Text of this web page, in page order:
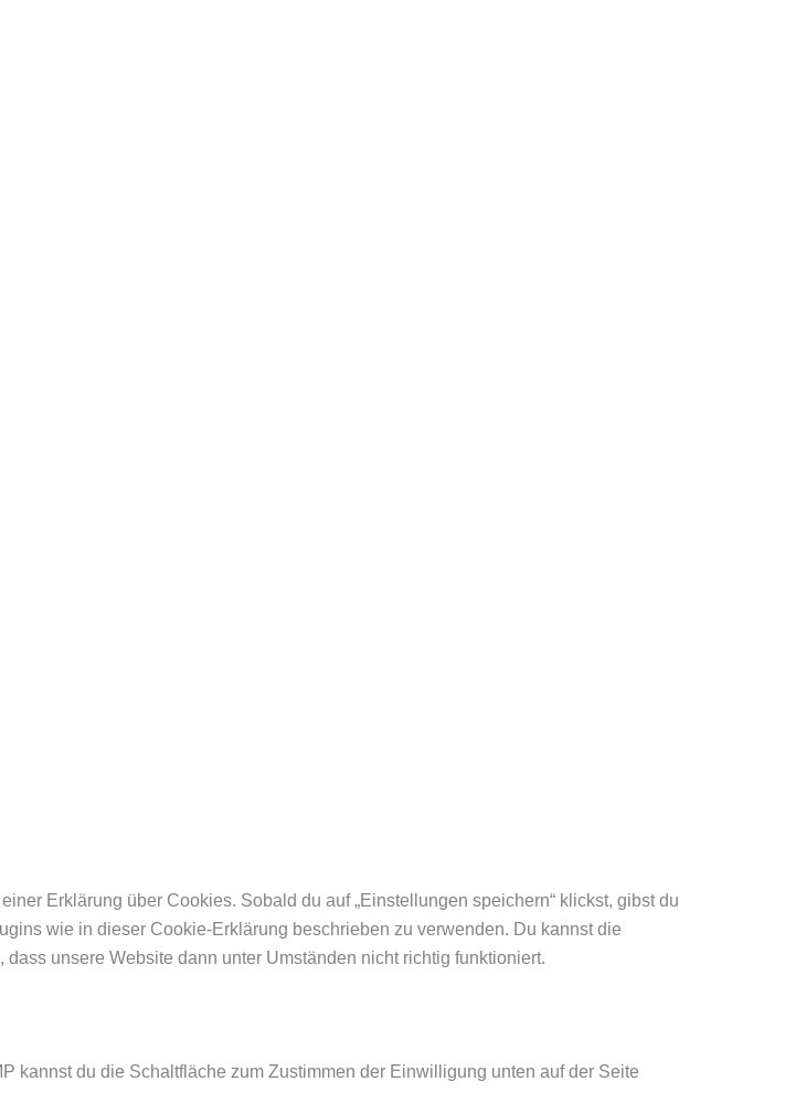
Erklärung über Cookies. Sobald du auf „Einstellungen speichern“ klickst, gibst du
wie in dieser Cookie-Erklärung beschrieben zu verwenden. Du kannst die
unsere Website dann unter Umständen nicht richtig funktioniert.
kannst du die Schaltfläche zum Zustimmen der Einwilligung unten auf der Seite